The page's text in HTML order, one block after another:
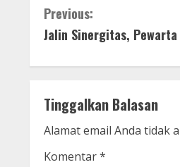
C
o
n
t
i
Previous:
Jalin Sinergitas,
Tinggalkan Balasan
Alamat email Anda tidak
Komentar*